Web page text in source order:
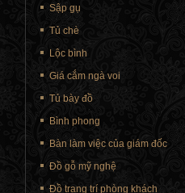
Sập gụ
Tủ chè
Lộc bình
Giá cắm ngà voi
Tủ bày đồ
Bình phong
Bàn làm việc của giám đốc
Đồ gỗ mỹ nghệ
Đồ trang trí phòng khách